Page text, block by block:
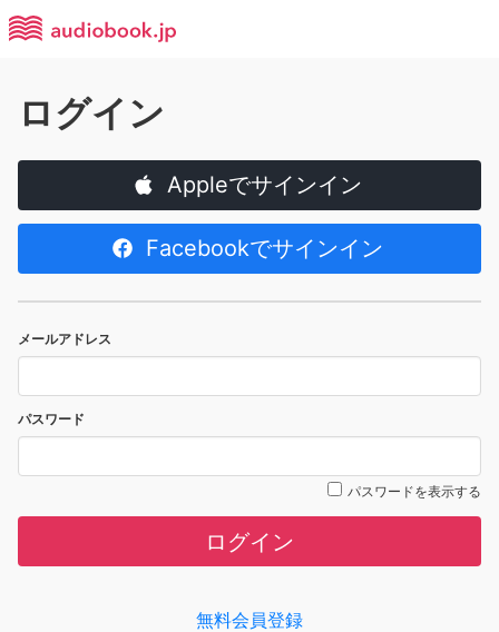
ログイン
Appleでサインイン
Facebookでサインイン
メールアドレス
パスワード
パスワードを表示する
ログイン
無料会員登録